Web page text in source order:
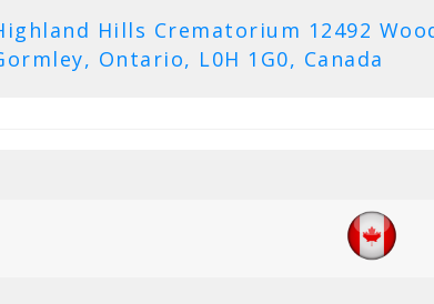
Hills Crematorium 12492
Ontario, L0H 1G0, Canada